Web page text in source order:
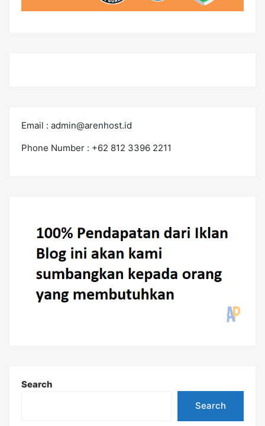
Email : admin@arenhost.id
Phone Number : +62 812 3396 2211
Search
Search